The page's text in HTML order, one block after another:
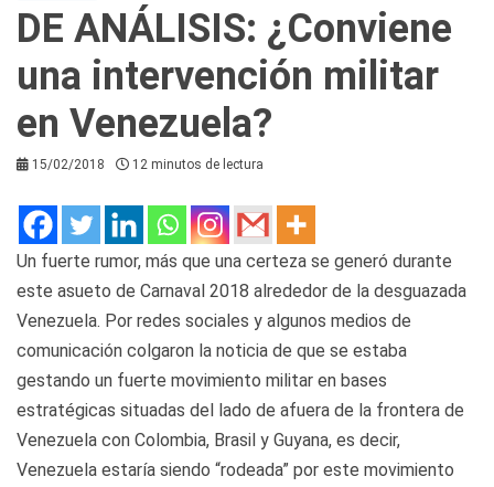
DE ANÁLISIS: ¿Conviene
una intervención militar
en Venezuela?
15/02/2018 12 minutos de lectura
Un fuerte rumor, más que una certeza se generó durante
este asueto de Carnaval 2018 alrededor de la desguazada
Venezuela. Por redes sociales y algunos medios de
comunicación colgaron la noticia de que se estaba
gestando un fuerte movimiento militar en bases
estratégicas situadas del lado de afuera de la frontera de
Venezuela con Colombia, Brasil y Guyana, es decir,
Venezuela estaría siendo “rodeada” por este movimiento